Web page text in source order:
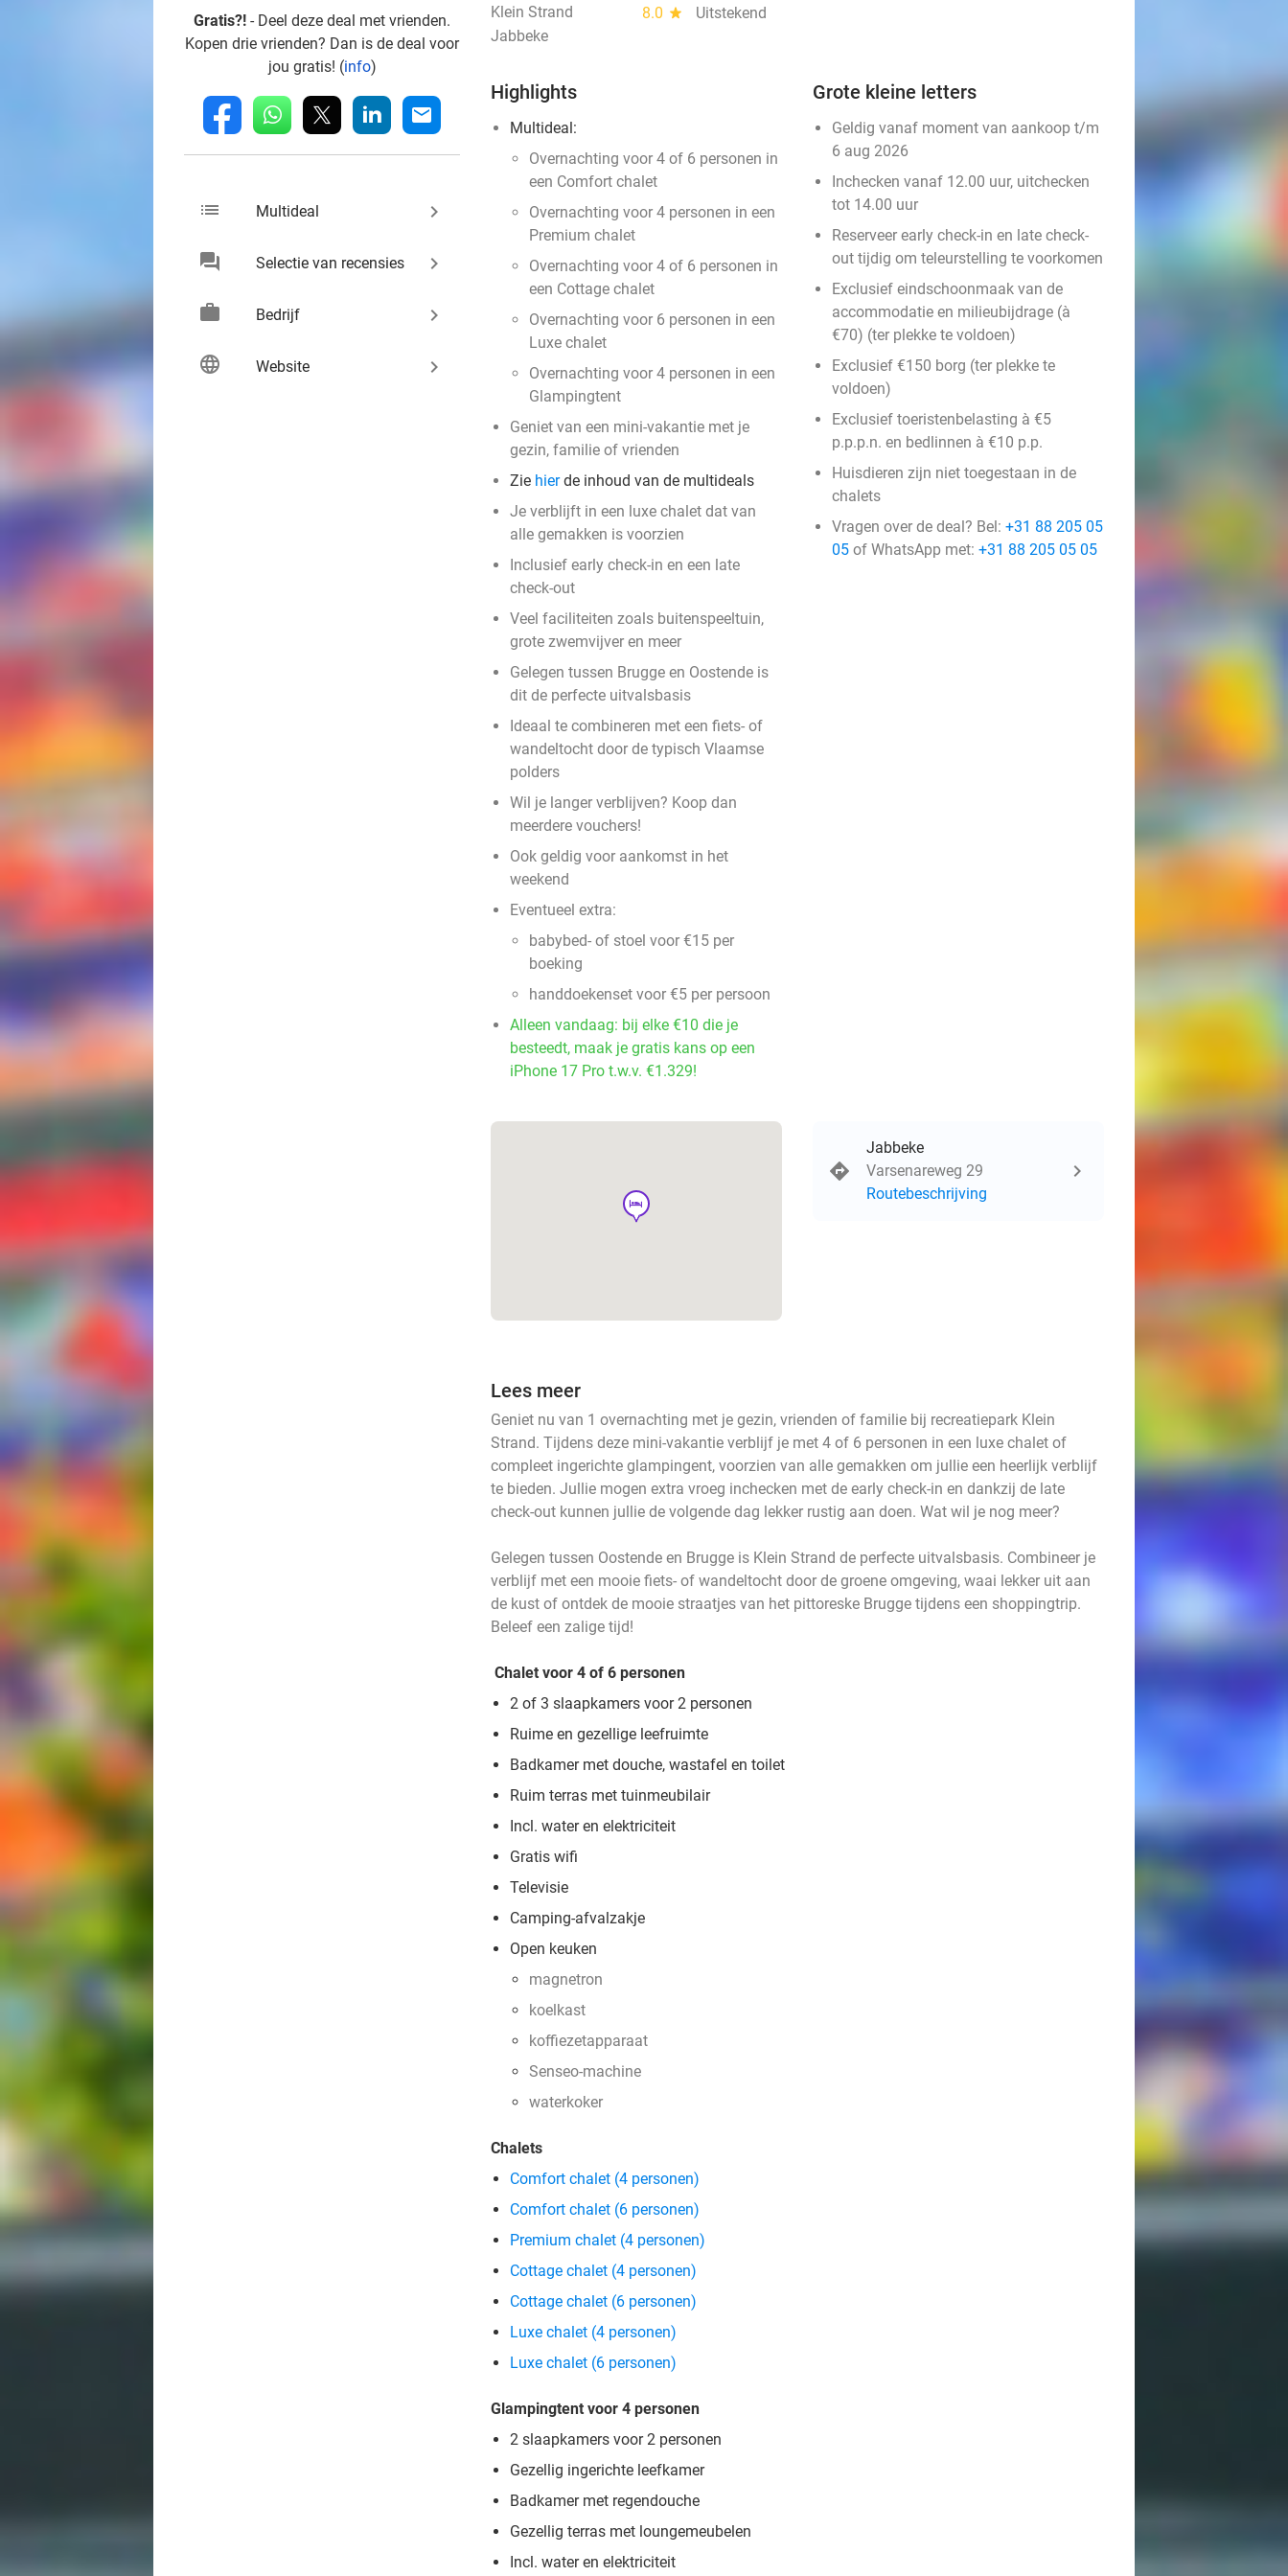
Gratis?! - Deel deze deal met vrienden.
Kopen drie vrienden? Dan is de deal voor
jou gratis! (info)
fb whatsapp linkedin mail
list Multideal keyboard_arrow_right
chat Selectie van recensies keyboard_arrow_right
work Bedrijf keyboard_arrow_right
language Website keyboard_arrow_right
Klein Strand 8.0 star
Uitstekend
Jabbeke
Highlights
Multideal:
Overnachting voor 4 of 6 personen in
een Comfort chalet
Overnachting voor 4 personen in een
Premium chalet
Overnachting voor 4 of 6 personen in
een Cottage chalet
Overnachting voor 6 personen in een
Luxe chalet
Overnachting voor 4 personen in een
Glampingtent
Geniet van een mini-vakantie met je
gezin, familie of vrienden
Zie hierde inhoud van de multideals
Je verblijft in een luxe chalet dat van
alle gemakken is voorzien
Inclusief early check-in en een late
check-out
Veel faciliteiten zoals buitenspeeltuin,
grote zwemvijver en meer
Gelegen tussen Brugge en Oostende is
dit de perfecte uitvalsbasis
Ideaal te combineren met een fiets- of
wandeltocht door de typisch Vlaamse
polders
Wil je langer verblijven? Koop dan
meerdere vouchers!
Ook geldig voor aankomst in het
weekend
Eventueel extra:
babybed- of stoel voor €15 per
boeking
handdoekenset voor €5 per persoon
Alleen vandaag: bij elke €10 die je
besteedt, maak je gratis kans op een
iPhone 17 Pro t.w.v. €1.329!
Grote kleine letters
Geldig vanaf moment van aankoop t/m
6 aug 2026
Inchecken vanaf 12.00 uur, uitchecken
tot 14.00 uur
Reserveer early check-in en late check-
out tijdig om teleurstelling te voorkomen​
Exclusief eindschoonmaak van de
accommodatie en milieubijdrage (à
€70) (ter plekke te voldoen)
Exclusief €150 borg (ter plekke te
voldoen)
Exclusief toeristenbelasting à €5
p.p.p.n. en bedlinnen à €10 p.p.
Huisdieren zijn niet toegestaan in de
chalets
Vragen over de deal? Bel: +31 88 205 05
05 of WhatsApp met: +31 88 205 05 05
hotel
Jabbeke
Varsenareweg 29
Routebeschrijving
Lees meer
Geniet nu van 1 overnachting met je gezin, vrienden of familie bij recreatiepark Klein
Strand. Tijdens deze mini-vakantie verblijf je met 4 of 6 personen in een luxe chalet of
compleet ingerichte glampingent, voorzien van alle gemakken om jullie een heerlijk verblijf
te bieden. Jullie mogen extra vroeg inchecken met de early check-in en dankzij de late
check-out kunnen jullie de volgende dag lekker rustig aan doen. Wat wil je nog meer?
Gelegen tussen Oostende en Brugge is Klein Strand de perfecte uitvalsbasis. Combineer je
verblijf met een mooie fiets- of wandeltocht door de groene omgeving, waai lekker uit aan
de kust of ontdek de mooie straatjes van het pittoreske Brugge tijdens een shoppingtrip.
Beleef een zalige tijd!
Chalet voor 4 of 6 personen
2 of 3 slaapkamers voor 2 personen
Ruime en gezellige leefruimte
Badkamer met douche, wastafel en toilet
Ruim terras met tuinmeubilair
Incl. water en elektriciteit
Gratis wifi
Televisie
Camping-afvalzakje
Open keuken
magnetron
koelkast
koffiezetapparaat
Senseo-machine
waterkoker
Chalets
Comfort chalet (4 personen)
Comfort chalet (6 personen)
Premium chalet (4 personen)
Cottage chalet (4 personen)
Cottage chalet (6 personen)
Luxe chalet (4 personen)
Luxe chalet (6 personen)
Glampingtent voor 4 personen
2 slaapkamers voor 2 personen
Gezellig ingerichte leefkamer
Badkamer met regendouche
Gezellig terras met loungemeubelen
Incl. water en elektriciteit